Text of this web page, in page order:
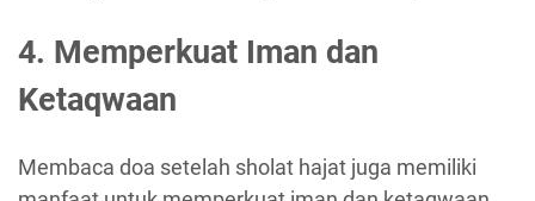
4. Memperkuat Iman dan
Ketaqwaan
Membaca doa setelah sholat hajat juga memiliki